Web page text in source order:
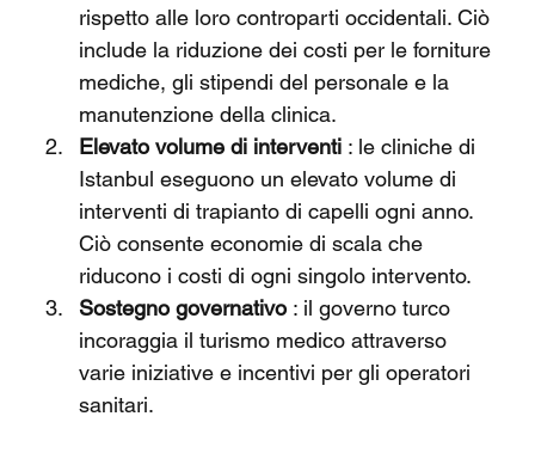
rispetto alle loro controparti occidentali. Ciò
include la riduzione dei costi per le forniture
mediche, gli stipendi del personale e la
manutenzione della clinica.
Elevato volume di interventi : le cliniche di
Istanbul eseguono un elevato volume di
interventi di trapianto di capelli ogni anno.
Ciò consente economie di scala che
riducono i costi di ogni singolo intervento.
Sostegno governativo : il governo turco
incoraggia il turismo medico attraverso
varie iniziative e incentivi per gli operatori
sanitari.